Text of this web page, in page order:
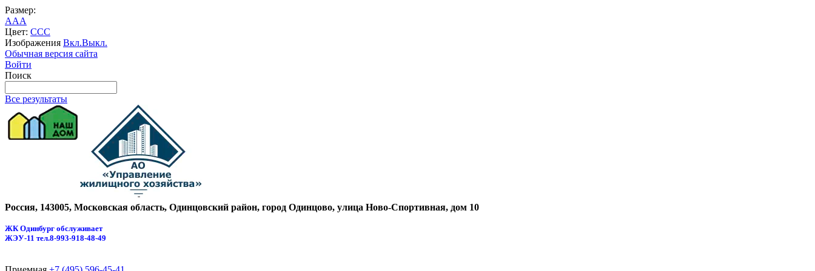
Размер:
AAA
Цвет: CCC
Изображения Вкл.Выкл.
Обычная версия сайта
Войти
Поиск
Все результаты
Россия, 143005, Московская область, Одинцовский район, город Одинцово, улица Ново-Спортивная, дом 10
ЖК Одинбург обслуживает
ЖЭУ-11 тел.8-993-918-48-49